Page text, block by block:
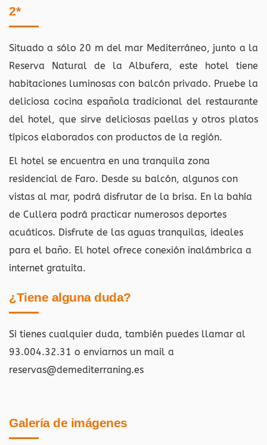
2*
Situado a sólo 20 m del mar Mediterráneo, junto a la
Reserva Natural de la Albufera, este hotel tiene
habitaciones luminosas con balcón privado. Pruebe la
deliciosa cocina española tradicional del restaurante
del hotel, que sirve deliciosas paellas y otros platos
típicos elaborados con productos de la región.
El hotel se encuentra en una tranquila zona
residencial de Faro. Desde su balcón, algunos con
vistas al mar, podrá disfrutar de la brisa. En la bahía
de Cullera podrá practicar numerosos deportes
acuáticos. Disfrute de las aguas tranquilas, ideales
para el baño. El hotel ofrece conexión inalámbrica a
internet gratuita.
¿Tiene alguna duda?
Si tienes cualquier duda, también puedes llamar al
93.004.32.31 o enviarnos un mail a
reservas@demediterraning.es
Galería de imágenes